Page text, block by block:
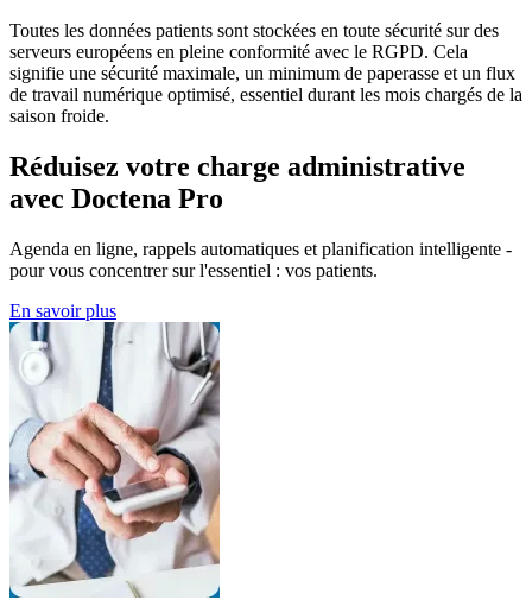
Toutes les données patients sont stockées en toute sécurité sur des
serveurs européens en pleine conformité avec le RGPD. Cela
signifie une sécurité maximale, un minimum de paperasse et un flux
de travail numérique optimisé, essentiel durant les mois chargés de la
saison froide.
Réduisez votre charge administrative
avec Doctena Pro
Agenda en ligne, rappels automatiques et planification intelligente -
pour vous concentrer sur l'essentiel : vos patients.
En savoir plus